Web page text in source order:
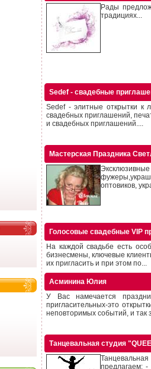
Рады
традициях...
Sedef - свадебные
Sedef - элитные открытки к
свадебных приглашений,
и свадебных приглашений....
Мастерская Праздника
Эксклюзивные
оптовиков,
Голосовые свадебные VIP
На каждой свадьбе есть
бизнесмены, ключевые
их пригласить и при этом по...
Асминина Юлия
У Вас намечается
пригласительных-это
неповторимых событий, и так
Танцевальная студия
предлагаем: -